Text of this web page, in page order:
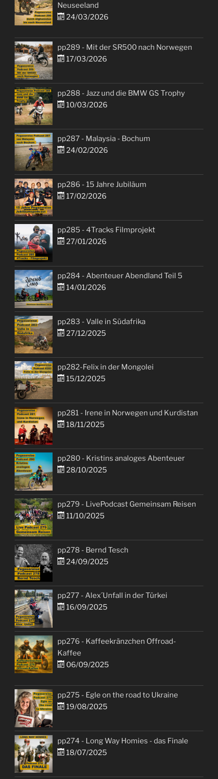
Neuseeland
24/03/2026
pp289 - Mit der SR500 nach Norwegen
17/03/2026
pp288 - Jazz und die BMW GS Trophy
10/03/2026
pp287 - Malaysia - Bochum
24/02/2026
pp286 - 15 Jahre Jubiläum
17/02/2026
pp285 - 4Tracks Filmprojekt
27/01/2026
pp284 - Abenteuer Abendland Teil 5
14/01/2026
pp283 - Valle in Südafrika
27/12/2025
pp282-Felix in der Mongolei
15/12/2025
pp281 - Irene in Norwegen und Kurdistan
18/11/2025
pp280 - Kristins analoges Abenteuer
28/10/2025
pp279 - LivePodcast Gemeinsam Reisen
11/10/2025
pp278 - Bernd Tesch
24/09/2025
pp277 - Alex´Unfall in der Türkei
16/09/2025
pp276 - Kaffeekränzchen Offroad-
Kaffee
06/09/2025
pp275 - Egle on the road to Ukraine
19/08/2025
pp274 - Long Way Homies - das Finale
18/07/2025